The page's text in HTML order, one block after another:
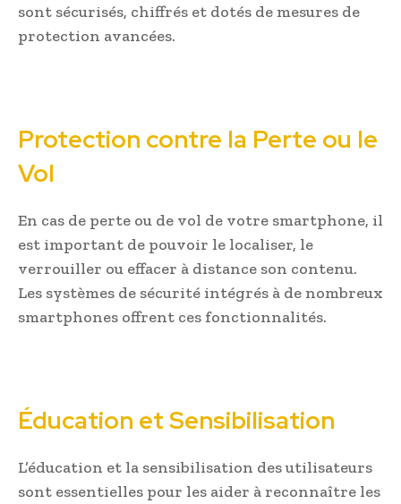
sont sécurisés, chiffrés et dotés de mesures de
protection avancées.
Protection contre la Perte ou le
Vol
En cas de perte ou de vol de votre smartphone, il
est important de pouvoir le localiser, le
verrouiller ou effacer à distance son contenu.
Les systèmes de sécurité intégrés à de nombreux
smartphones offrent ces fonctionnalités.
Éducation et Sensibilisation
L’éducation et la sensibilisation des utilisateurs
sont essentielles pour les aider à reconnaître les